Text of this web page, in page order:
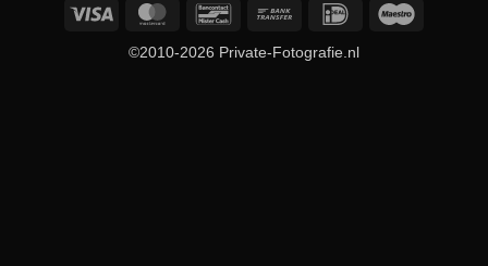
Visa MasterCardBancontactBank
IDeal
©2010-2026 Private-Fotografie.nl